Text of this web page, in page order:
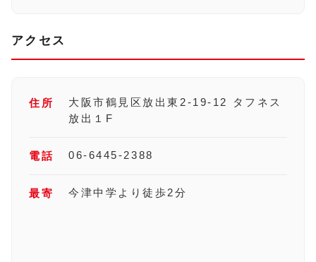
アクセス
住所
大阪市鶴見区放出東2-19-12 タフネス
放出１F
電話 06-6445-2388
最寄 今津中学より徒歩2分